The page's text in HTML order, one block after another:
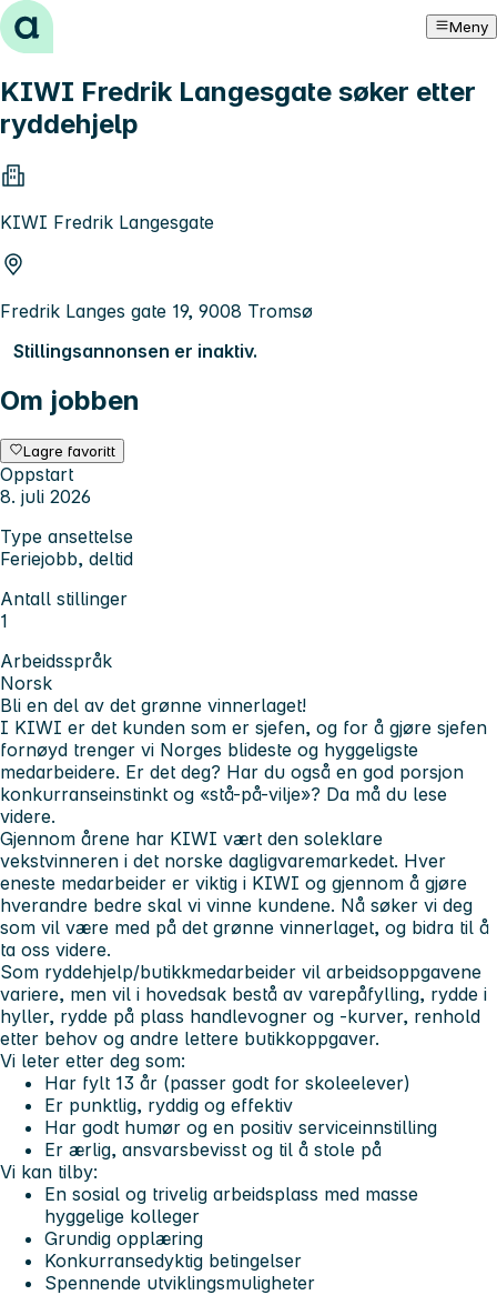
Hopp til innhold Meny
KIWI Fredrik Langesgate søker etter
ryddehjelp
KIWI Fredrik Langesgate
Fredrik Langes gate 19, 9008 Tromsø
Stillingsannonsen er inaktiv.
Om jobben
Lagre favoritt
Oppstart
8. juli 2026
Type ansettelse
Feriejobb, deltid
Antall stillinger
1
Arbeidsspråk
Norsk
Bli en del av det grønne vinnerlaget!
I KIWI er det kunden som er sjefen, og for å gjøre sjefen
fornøyd trenger vi Norges blideste og hyggeligste
medarbeidere. Er det deg? Har du også en god porsjon
konkurranseinstinkt og «stå-på-vilje»? Da må du lese
videre.
Gjennom årene har KIWI vært den soleklare
vekstvinneren i det norske dagligvaremarkedet. Hver
eneste medarbeider er viktig i KIWI og gjennom å gjøre
hverandre bedre skal vi vinne kundene. Nå søker vi deg
som vil være med på det grønne vinnerlaget, og bidra til å
ta oss videre.
Som ryddehjelp/butikkmedarbeider vil arbeidsoppgavene
variere, men vil i hovedsak bestå av varepåfylling, rydde i
hyller, rydde på plass handlevogner og -kurver, renhold
etter behov og andre lettere butikkoppgaver.
Vi leter etter deg som:
Har fylt 13 år (passer godt for skoleelever)
Er punktlig, ryddig og effektiv
Har godt humør og en positiv serviceinnstilling
Er ærlig, ansvarsbevisst og til å stole på
Vi kan tilby:
En sosial og trivelig arbeidsplass med masse
hyggelige kolleger
Grundig opplæring
Konkurransedyktig betingelser
Spennende utviklingsmuligheter